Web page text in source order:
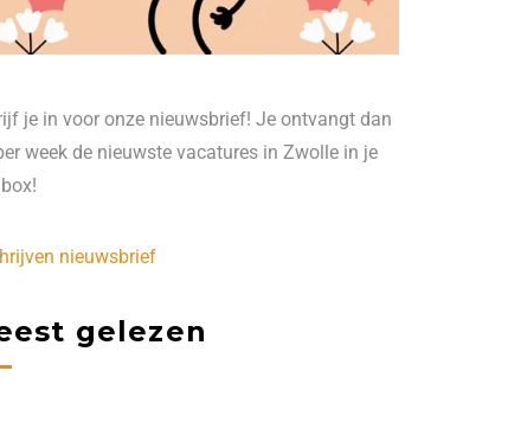
je in voor onze nieuwsbrief! Je ontvangt dan
week de nieuwste vacatures in Zwolle in je
nieuwsbrief
gelezen